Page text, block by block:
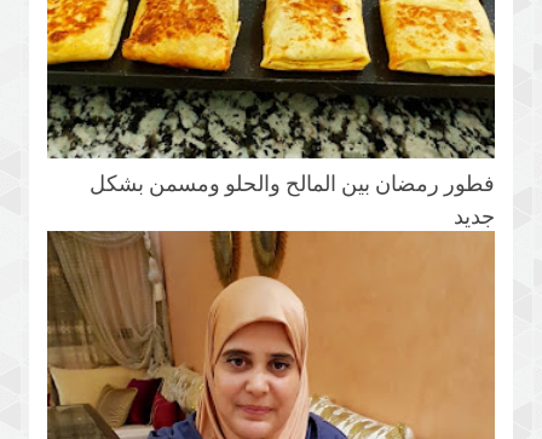
فطور رمضان بين المالح والحلو ومسمن بشكل
جديد